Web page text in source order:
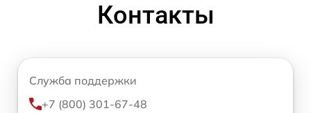
Контакты
Служба поддержки
+7 (800) 301-67-48